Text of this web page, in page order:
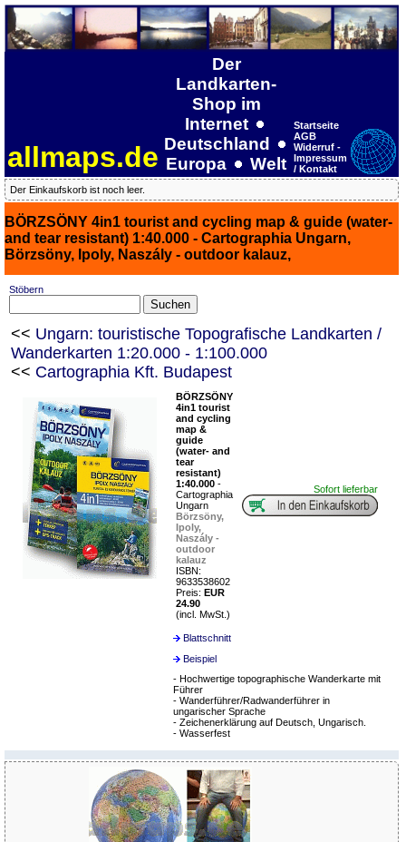
allmaps.de
Der
Landkarten-
Shop im
Internet
Deutschland
Europa
Welt
Startseite
AGB
Widerruf -
Impressum
/ Kontakt
Der Einkaufskorb ist noch leer.
BÖRZSÖNY 4in1 tourist and cycling map & guide (water-
and tear resistant) 1:40.000 - Cartographia Ungarn,
Börzsöny, Ipoly, Naszály - outdoor kalauz,
Stöbern
<< Ungarn: touristische Topografische Landkarten /
Wanderkarten 1:20.000 - 1:100.000
<< Cartographia Kft. Budapest
BÖRZSÖNY
4in1 tourist
and cycling
map &
guide
(water- and
tear
resistant)
1:40.000 -
Cartographia
Ungarn
Börzsöny,
Ipoly,
Naszály -
outdoor
kalauz
ISBN:
9633538602
Preis: EUR
24.90
(incl. MwSt.)
Sofort lieferbar
Blattschnitt
Beispiel
- Hochwertige topographische Wanderkarte mit
Führer
- Wanderführer/Radwanderführer in
ungarischer Sprache
- Zeichenerklärung auf Deutsch, Ungarisch.
- Wasserfest